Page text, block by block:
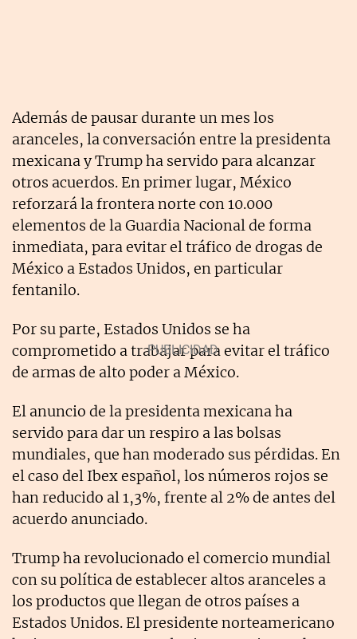
Además de pausar durante un mes los
aranceles, la conversación entre la presidenta
mexicana y Trump ha servido para alcanzar
otros acuerdos. En primer lugar, México
reforzará la frontera norte con 10.000
elementos de la Guardia Nacional de forma
inmediata, para evitar el tráfico de drogas de
México a Estados Unidos, en particular
fentanilo.
Por su parte, Estados Unidos se ha
comprometido a trabajar para evitar el tráfico
de armas de alto poder a México.
El anuncio de la presidenta mexicana ha
servido para dar un respiro a las bolsas
mundiales, que han moderado sus pérdidas. En
el caso del Ibex español, los números rojos se
han reducido al 1,3%, frente al 2% de antes del
acuerdo anunciado.
Trump ha revolucionado el comercio mundial
con su política de establecer altos aranceles a
los productos que llegan de otros países a
Estados Unidos. El presidente norteamericano